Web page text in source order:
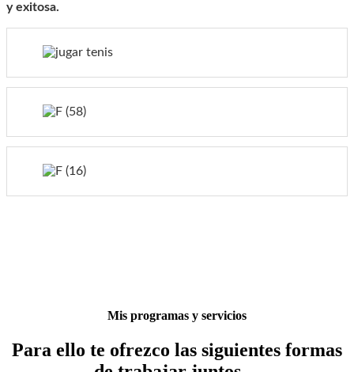
y exitosa.
Mis programas y servicios
Para ello te ofrezco las siguientes formas